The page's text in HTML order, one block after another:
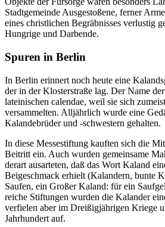
Stadtgemeinde Ausgestoßene, ferner
eines christlichen Begräbnisses verlustig
Hungrige und Darbende.
Spuren in Berlin
In Berlin erinnert noch heute eine
der in der Klosterstraße lag. Der Name
lateinischen calendae, weil sie sich
versammelten. Alljährlich wurde eine
Kalandebrüder und -schwestern gehalten.
In diese Messestiftung kauften sich die
Beitritt ein. Auch wurden gemeinsame
derart ausarteten, daß das Wort Kaland
Beigeschmack erhielt (Kalandern, bunte
Saufen, ein Großer Kaland: für ein
reiche Stiftungen wurden die Kalander
verfielen aber im Dreißigjährigen Kriege
Jahrhundert auf.